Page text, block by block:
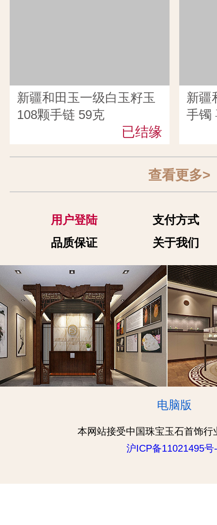
新疆和田玉一级白玉籽玉
108颗手链 59克
已结缘
新疆
手镯
查看更多>
用户登陆
支付方式
品质保证
关于我们
电脑版
本网站接受中国珠宝玉石首饰行
沪ICP备11021495号